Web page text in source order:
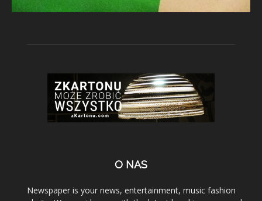
O NAS
Newspaper is your news, entertainment, music fashion